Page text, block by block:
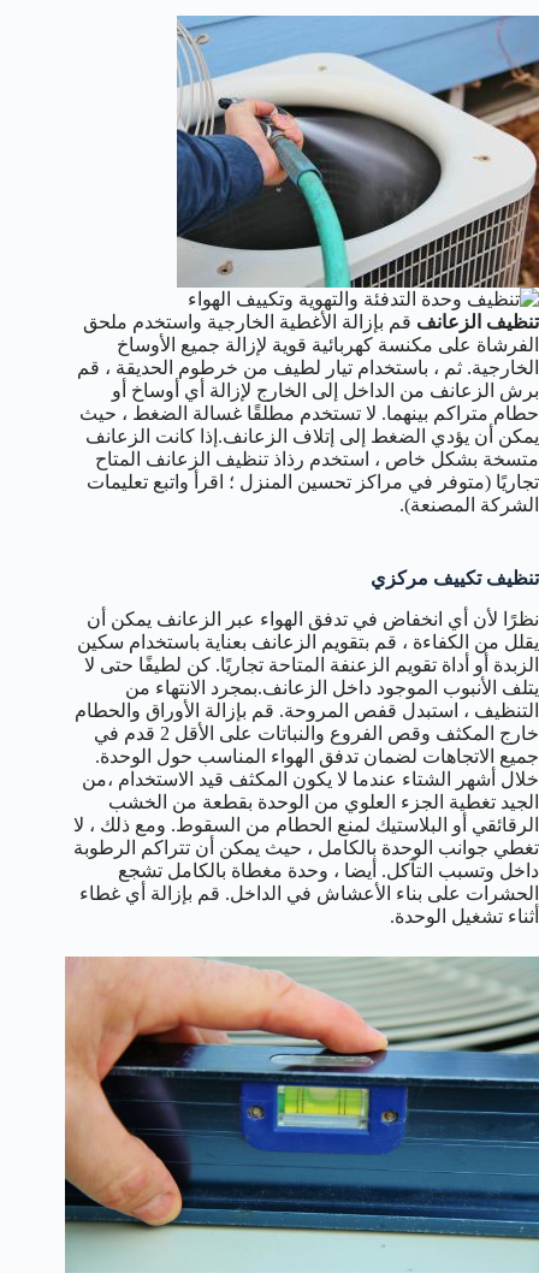
تنظيف الزعانف قم بإزالة الأغطية الخارجية واستخدم ملحق
الفرشاة على مكنسة كهربائية قوية لإزالة جميع الأوساخ
الخارجية. ثم ، باستخدام تيار لطيف من خرطوم الحديقة ، قم
برش الزعانف من الداخل إلى الخارج لإزالة أي أوساخ أو
حطام متراكم بينهما. لا تستخدم مطلقًا غسالة الضغط ، حيث
يمكن أن يؤدي الضغط إلى إتلاف الزعانف.إذا كانت الزعانف
متسخة بشكل خاص ، استخدم رذاذ تنظيف الزعانف المتاح
تجاريًا (متوفر في مراكز تحسين المنزل ؛ اقرأ واتبع تعليمات
الشركة المصنعة).
تنظيف تكييف مركزي
نظرًا لأن أي انخفاض في تدفق الهواء عبر الزعانف يمكن أن
يقلل من الكفاءة ، قم بتقويم الزعانف بعناية باستخدام سكين
الزبدة أو أداة تقويم الزعنفة المتاحة تجاريًا. كن لطيفًا حتى لا
يتلف الأنبوب الموجود داخل الزعانف.بمجرد الانتهاء من
التنظيف ، استبدل قفص المروحة. قم بإزالة الأوراق والحطام
خارج المكثف وقص الفروع والنباتات على الأقل 2 قدم في
جميع الاتجاهات لضمان تدفق الهواء المناسب حول الوحدة.
خلال أشهر الشتاء عندما لا يكون المكثف قيد الاستخدام ،من
الجيد تغطية الجزء العلوي من الوحدة بقطعة من الخشب
الرقائقي أو البلاستيك لمنع الحطام من السقوط. ومع ذلك ، لا
تغطي جوانب الوحدة بالكامل ، حيث يمكن أن تتراكم الرطوبة
داخل وتسبب التآكل. أيضا ، وحدة مغطاة بالكامل تشجع
الحشرات على بناء الأعشاش في الداخل. قم بإزالة أي غطاء
أثناء تشغيل الوحدة.